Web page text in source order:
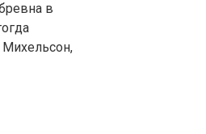
в
Михельсон,